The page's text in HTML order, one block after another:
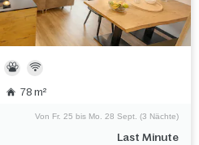
78 m²
Last Minute
Von Fr. 25 bis Mo. 28 Sept. (3 Nächte)